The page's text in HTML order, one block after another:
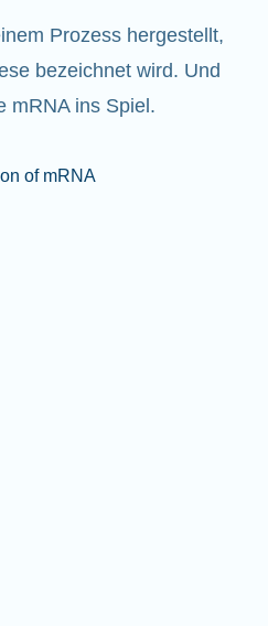
Prozess hergestellt,
bezeichnet wird. Und
mRNA ins Spiel.